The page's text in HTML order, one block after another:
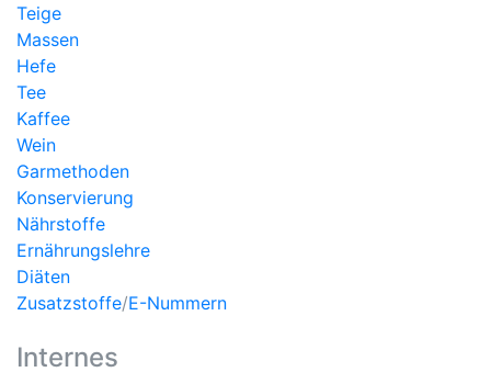
Teige
Massen
Hefe
Tee
Kaffee
Wein
Garmethoden
Konservierung
Nährstoffe
Ernährungslehre
Diäten
Zusatzstoffe/E-Nummern
Internes